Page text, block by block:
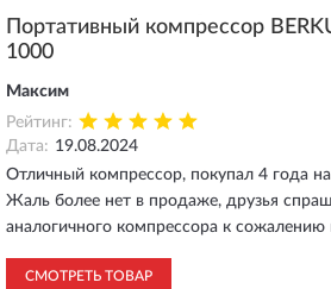
Портативный компрессор
1000
Максим
Рейтинг:
Дата: 19.08.2024
Отличный компрессор, покупал 4 года
Жаль более нет в продаже, друзья
аналогичного компрессора к сожалению
СМОТРЕТЬ ТОВАР